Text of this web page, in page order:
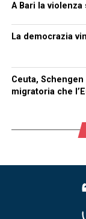
A Bari la
La democrazia
Ceuta,
migratoria che